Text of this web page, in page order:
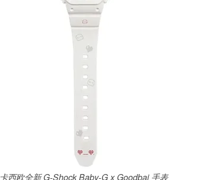
卡西欧全新 G-Shock Baby-G x Goodbai 手表